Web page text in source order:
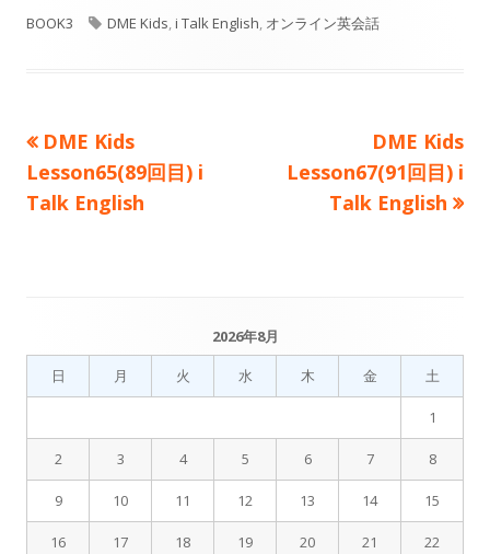
開
成
テ
BOOK3
タ
DME Kids,i Talk English, オンライン英会話
投
稿
シ
ョ
ン
前
の
記
DME Kids
Lesson65(89回目) i
Talk English
次
の
記
DME Kids
Lesson67(91回目) i
Talk English
メ
イ
ン
サ
イ
2026年8月
日
月 火 水 木 金 土
1
2 3 4 5 6 7 8
9 10 11 12 13 14 15
16 17 18 19 20 21 22